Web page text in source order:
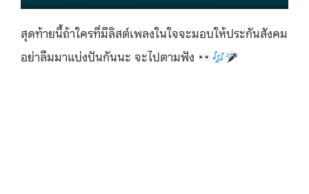
สุดท้ายนี้ถ้าใครที่มีลิสต์เพลงในใจจะมอบให้ประกันสังคม
อย่าลืมมาแบ่งปันกันนะ จะไปตามฟัง